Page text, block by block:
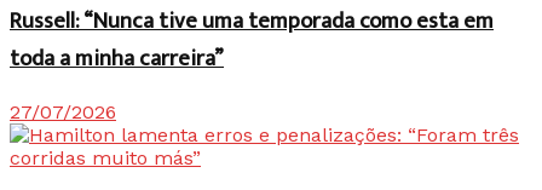
Russell: “Nunca tive uma temporada como esta em
toda a minha carreira”
27/07/2026